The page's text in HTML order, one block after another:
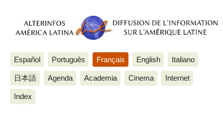
Español Português Français English Italiano
日本語 Agenda Academia Cinema Internet
Index